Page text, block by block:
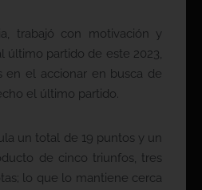
trabajó con motivación y
último partido de este 2023,
en el accionar en busca de
el último partido.
un total de 19 puntos y un
de cinco triunfos, tres
lo que lo mantiene cerca